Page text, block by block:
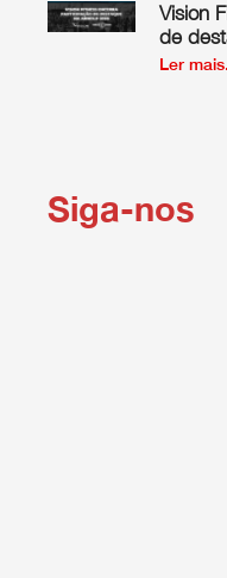
Vision
de
Ler
Siga-nos